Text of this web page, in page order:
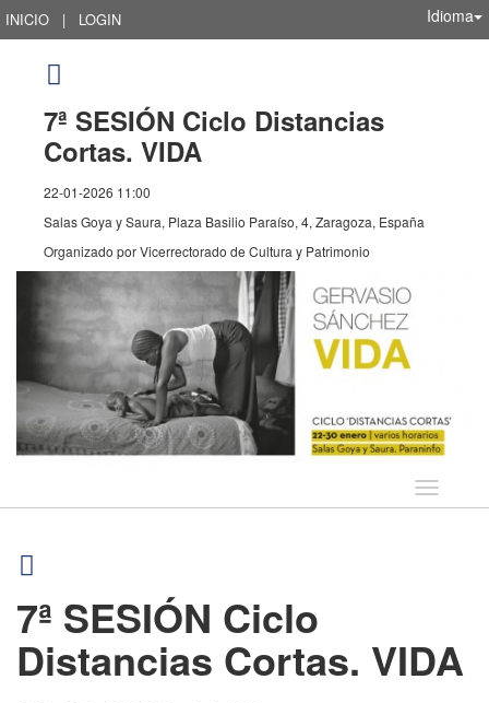
INICIO | LOGIN Idioma
7ª SESIÓN Ciclo Distancias
Cortas. VIDA
22-01-2026 11:00
Salas Goya y Saura, Plaza Basilio Paraíso, 4, Zaragoza, España
Organizado porVicerrectorado de Cultura y Patrimonio
Idioma
7ª SESIÓN Ciclo
Distancias Cortas. VIDA